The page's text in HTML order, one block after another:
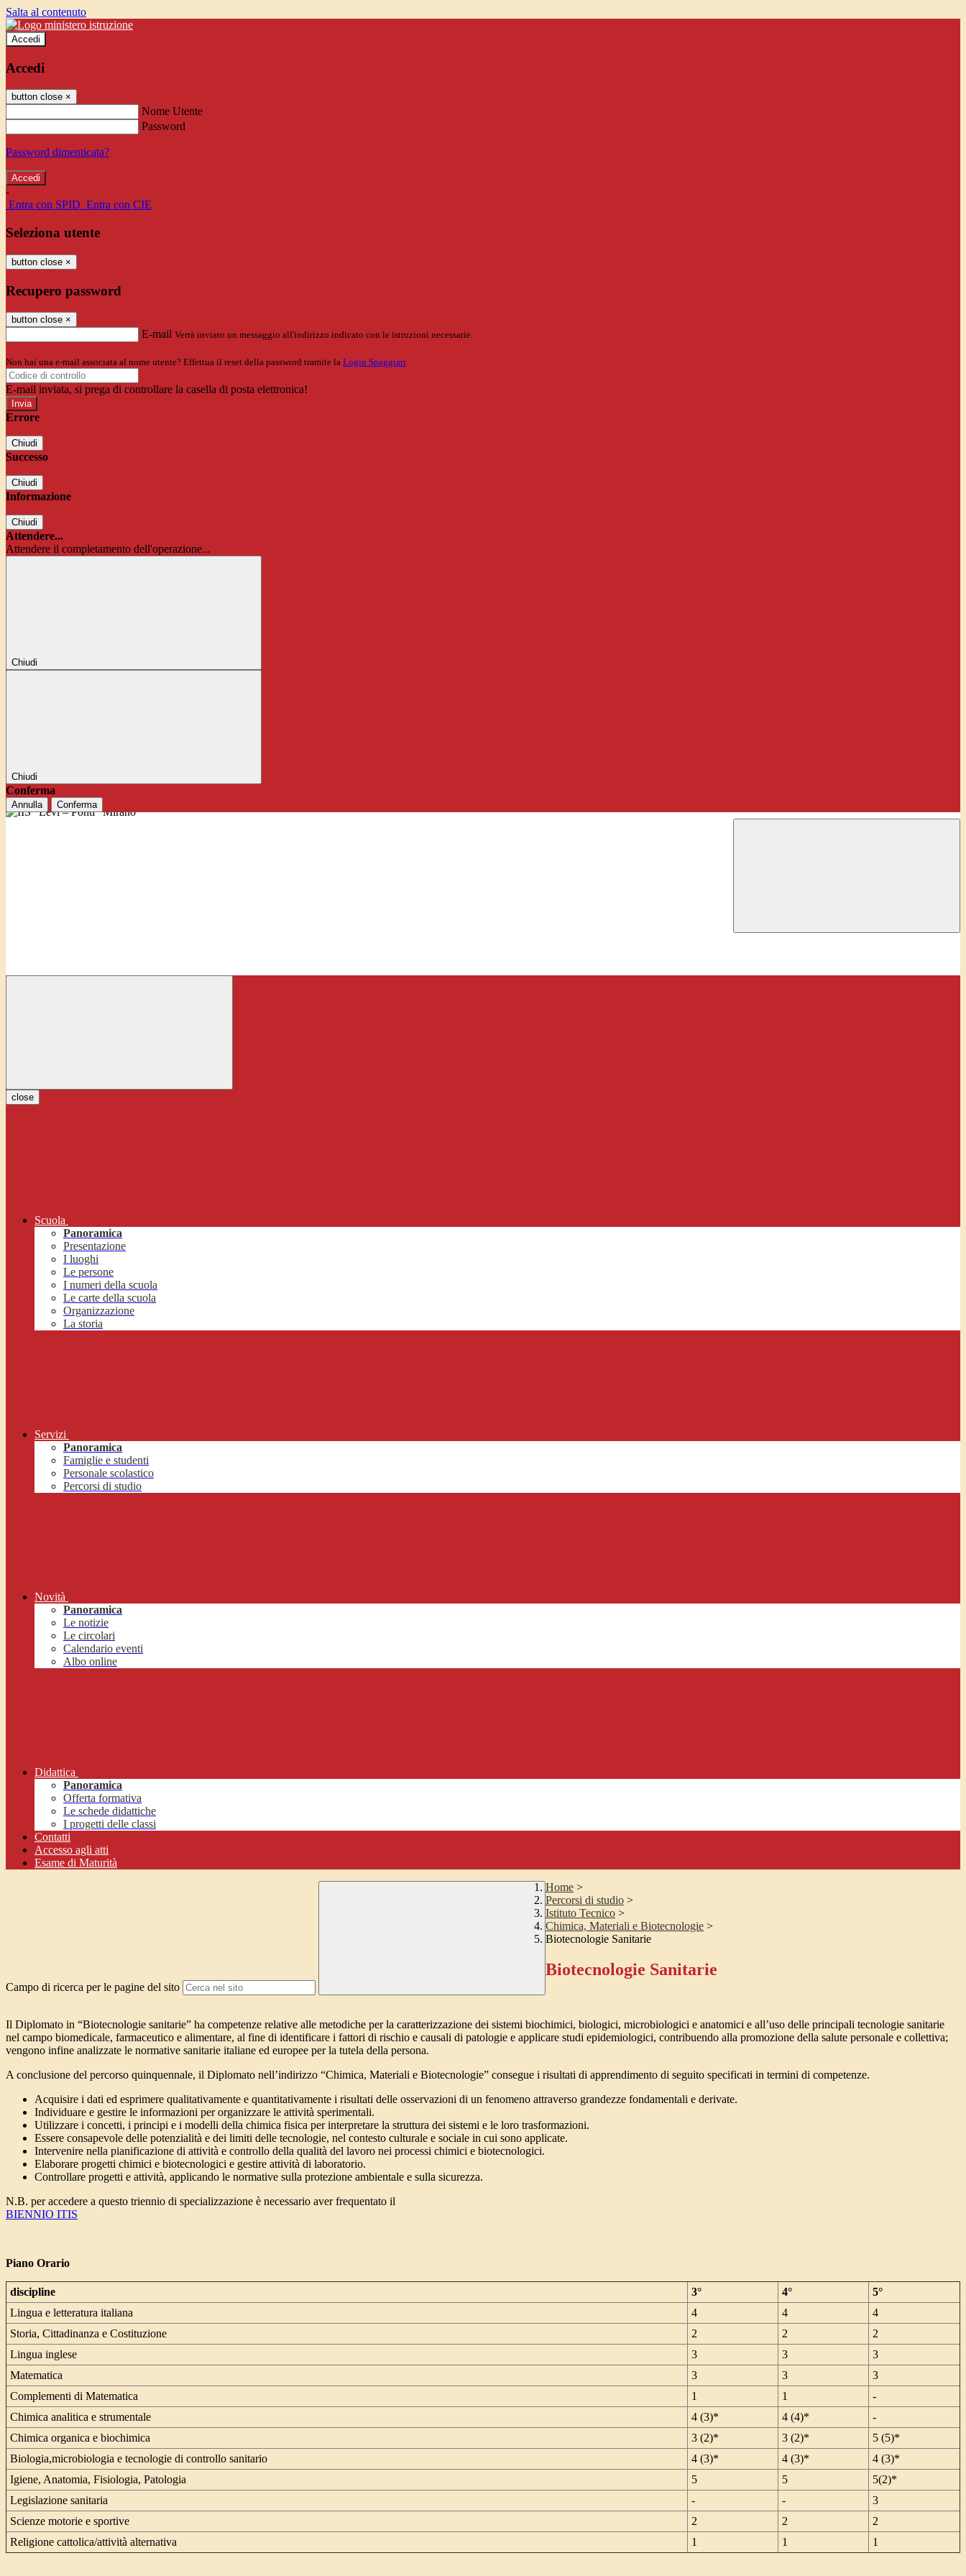
Salta al contenuto
Accedi
Accedi
button close ×
Nome Utente
Password
Password dimenticata?
-
Entra con SPID Entra con CIE
Seleziona utente
button close ×
Recupero password
button close ×
E-mail Verrà inviato un messaggio all'indirizzo indicato con le istruzioni necessarie.
Non hai una e-mail associata al nome utente? Effettua il reset della password tramite la Login Spaggiari
E-mail inviata, si prega di controllare la casella di posta elettronica!
Errore
Chiudi
Successo
Chiudi
Informazione
Chiudi
Attendere...
Attendere il completamento dell'operazione...
Chiudi
Chiudi
Conferma
Annulla Conferma
close
Scuola
Panoramica
Presentazione
I luoghi
Le persone
I numeri della scuola
Le carte della scuola
Organizzazione
La storia
Servizi
Panoramica
Famiglie e studenti
Personale scolastico
Percorsi di studio
Novità
Panoramica
Le notizie
Le circolari
Calendario eventi
Albo online
Didattica
Panoramica
Offerta formativa
Le schede didattiche
I progetti delle classi
Contatti
Accesso agli atti
Esame di Maturità
Campo di ricerca per le pagine del sito
Home >
Percorsi di studio >
Istituto Tecnico >
Chimica, Materiali e Biotecnologie >
Biotecnologie Sanitarie
Biotecnologie Sanitarie
Il Diplomato in “Biotecnologie sanitarie” ha competenze relative alle metodiche per la caratterizzazione dei sistemi biochimici, biologici, microbiologici e anatomici e all’uso delle principali tecnologie sanitarie
nel campo biomedicale, farmaceutico e alimentare, al fine di identificare i fattori di rischio e causali di patologie e applicare studi epidemiologici, contribuendo alla promozione della salute personale e collettiva;
vengono infine analizzate le normative sanitarie italiane ed europee per la tutela della persona.
A conclusione del percorso quinquennale, il Diplomato nell’indirizzo “Chimica, Materiali e Biotecnologie” consegue i risultati di apprendimento di seguito specificati in termini di competenze.
Acquisire i dati ed esprimere qualitativamente e quantitativamente i risultati delle osservazioni di un fenomeno attraverso grandezze fondamentali e derivate.
Individuare e gestire le informazioni per organizzare le attività sperimentali.
Utilizzare i concetti, i principi e i modelli della chimica fisica per interpretare la struttura dei sistemi e le loro trasformazioni.
Essere consapevole delle potenzialità e dei limiti delle tecnologie, nel contesto culturale e sociale in cui sono applicate.
Intervenire nella pianificazione di attività e controllo della qualità del lavoro nei processi chimici e biotecnologici.
Elaborare progetti chimici e biotecnologici e gestire attività di laboratorio.
Controllare progetti e attività, applicando le normative sulla protezione ambientale e sulla sicurezza.
N.B. per accedere a questo triennio di specializzazione è necessario aver frequentato il
BIENNIO ITIS
Piano Orario
discipline 3° 4°
5°
Lingua e letteratura italiana
4 4
4
Storia, Cittadinanza e Costituzione
2 2
2
Lingua inglese
3 3
3
Matematica
3 3
3
Complementi di Matematica
1 1
-
Chimica analitica e strumentale
4 (3)* 4 (4)*
-
Chimica organica e biochimica
3 (2)* 3 (2)*
5 (5)*
Biologia,microbiologia e tecnologie di controllo sanitario
4 (3)* 4 (3)*
4 (3)*
Igiene, Anatomia, Fisiologia, Patologia
5 5
5(2)*
Legislazione sanitaria
- -
3
Scienze motorie e sportive
2 2
2
Religione cattolica/attività alternativa
1 1 1